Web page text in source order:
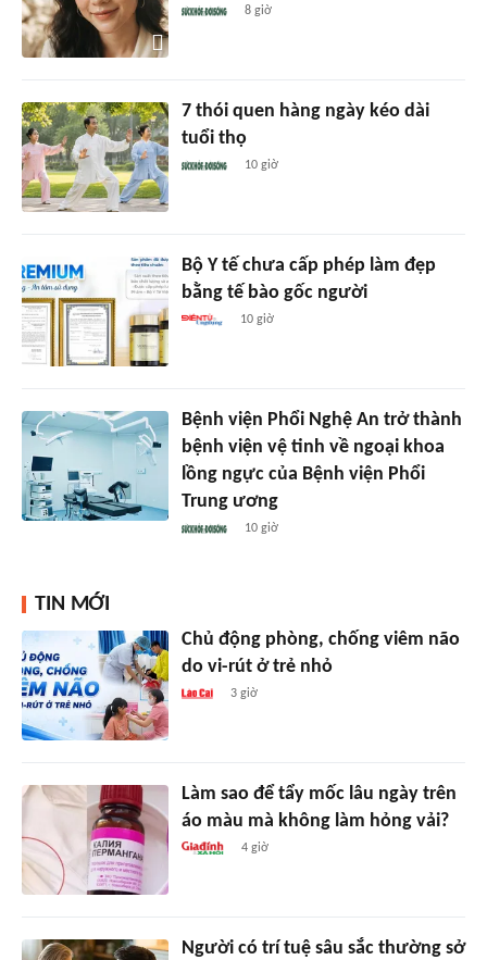
8 giờ
7 thói quen hàng ngày kéo dài
tuổi thọ
10 giờ
Bộ Y tế chưa cấp phép làm đẹp
bằng tế bào gốc người
10 giờ
Bệnh viện Phổi Nghệ An trở thành
bệnh viện vệ tinh về ngoại khoa
lồng ngực của Bệnh viện Phổi
Trung ương
10 giờ
TIN MỚI
Chủ động phòng, chống viêm não
do vi-rút ở trẻ nhỏ
3 giờ
Làm sao để tẩy mốc lâu ngày trên
áo màu mà không làm hỏng vải?
4 giờ
Người có trí tuệ sâu sắc thường sở